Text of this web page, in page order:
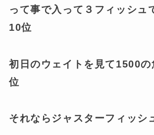
って事で入って３フィッシュ
10位
初日のウェイトを見て1500
位
それならジャスターフィッシ